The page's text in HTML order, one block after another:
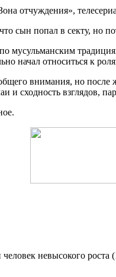
отчуждения»,
сын попал в секту, но
мусульманским
начал относиться к
внимания, но
и сходность взглядов,
невысокого